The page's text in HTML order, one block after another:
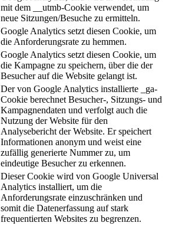
mit dem __utmb-Cookie verwendet, um
neue Sitzungen/Besuche zu ermitteln.
Google Analytics setzt diesen Cookie, um
die Anforderungsrate zu hemmen.
Google Analytics setzt diesen Cookie, um
die Kampagne zu speichern, über die der
Besucher auf die Website gelangt ist.
Der von Google Analytics installierte _ga-
Cookie berechnet Besucher-, Sitzungs- und
Kampagnendaten und verfolgt auch die
Nutzung der Website für den
Analysebericht der Website. Er speichert
Informationen anonym und weist eine
zufällig generierte Nummer zu, um
eindeutige Besucher zu erkennen.
Dieser Cookie wird von Google Universal
Analytics installiert, um die
Anforderungsrate einzuschränken und
somit die Datenerfassung auf stark
frequentierten Websites zu begrenzen.